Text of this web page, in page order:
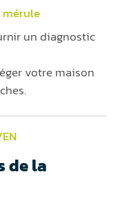
mérule
un diagnostic
votre maison
de la